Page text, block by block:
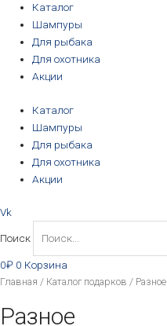
Каталог
Шампуры
Для рыбака
Для охотника
Акции
Каталог
Шампуры
Для рыбака
Для охотника
Акции
Vk
Поиск
0₽ 0 Корзина
Главная / Каталог подарков / Разное
Разное
Цены:
по